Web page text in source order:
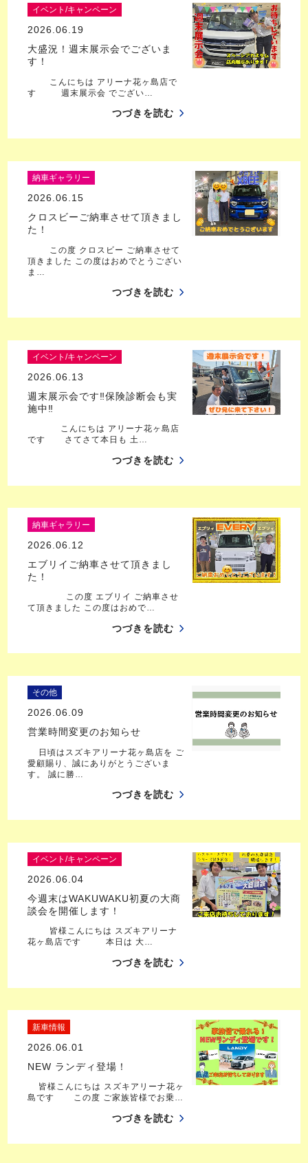
イベント/キャンペーン
2026.06.19
大盛況！週末展示会でございま
す！
こんにちは アリーナ花ヶ島店で
す 週末展示会 でござい…
つづきを読む
納車ギャラリー
2026.06.15
クロスビーご納車させて頂きまし
た！
この度 クロスビー ご納車させて
頂きました この度はおめでとうござい
ま…
つづきを読む
イベント/キャンペーン
2026.06.13
週末展示会です‼保険診断会も実
施中‼
こんにちは アリーナ花ヶ島店
です さてさて本日も 土…
つづきを読む
納車ギャラリー
2026.06.12
エブリイご納車させて頂きまし
た！
この度 エブリイ ご納車させ
て頂きました この度はおめで…
つづきを読む
その他
2026.06.09
営業時間変更のお知らせ
日頃はスズキアリーナ花ヶ島店を ご
愛顧賜り、誠にありがとうございま
す。 誠に勝…
つづきを読む
イベント/キャンペーン
2026.06.04
今週末はWAKUWAKU初夏の大商
談会を開催します！
皆様こんにちは スズキアリーナ
花ヶ島店です 本日は 大…
つづきを読む
新車情報
2026.06.01
NEW ランディ登場！
皆様こんにちは スズキアリーナ花ヶ
島です この度 ご家族皆様でお乗…
つづきを読む